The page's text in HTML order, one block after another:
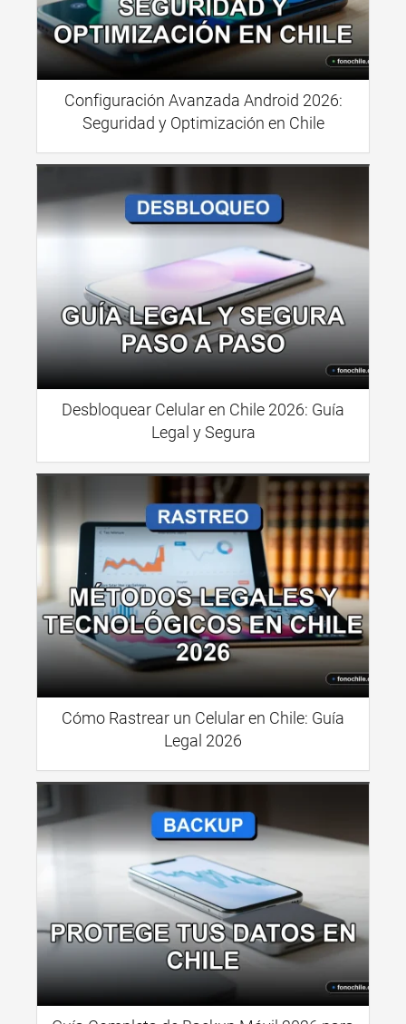
Configuración Avanzada Android 2026:
Seguridad y Optimización en Chile
Desbloquear Celular en Chile 2026: Guía
Legal y Segura
Cómo Rastrear un Celular en Chile: Guía
Legal 2026